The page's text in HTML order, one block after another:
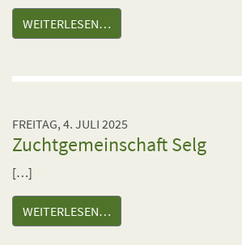
WEITERLESEN…
FREITAG, 4. JULI 2025
Zuchtgemeinschaft Selg
[…]
WEITERLESEN…